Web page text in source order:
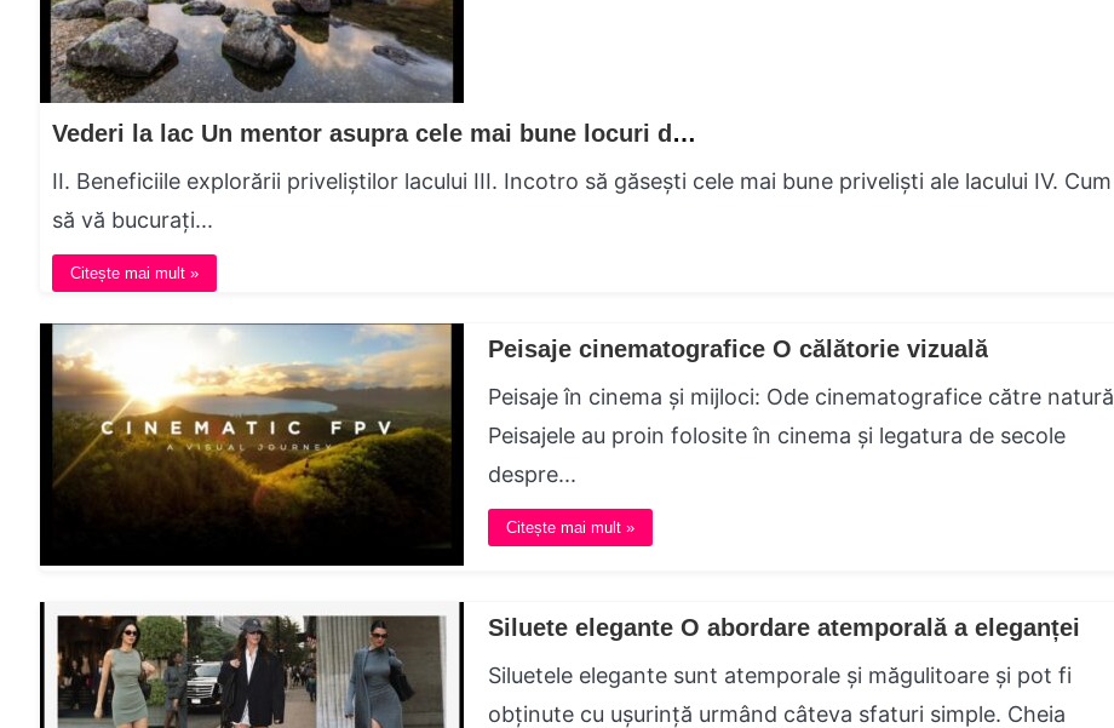
Vederi la lac Un mentor asupra cele mai bune locuri de luat în vedere
II. Beneficiile explorării priveliștilor lacului III. Incotro să găsești cele mai bune priveliști ale lacului IV. Cum
să vă bucurați...
Citește mai mult »
Peisaje cinematografice O călătorie vizuală
Peisaje în cinema și mijloci: Ode cinematografice către natură
Peisajele au proin folosite în cinema și legatura de secole
despre...
Citește mai mult »
Siluete elegante O abordare atemporală a eleganței
Siluetele elegante sunt atemporale și măgulitoare și pot fi
obținute cu ușurință urmând câteva sfaturi simple. Cheia